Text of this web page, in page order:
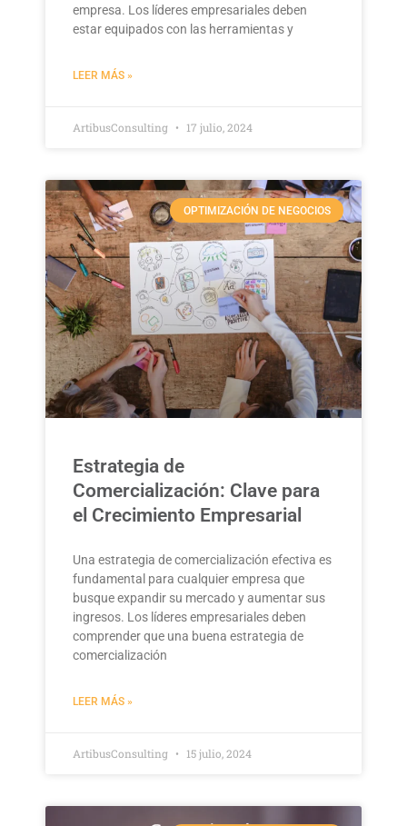
empresa. Los líderes empresariales deben
estar equipados con las herramientas y
LEER MÁS »
ArtibusConsulting 17 julio, 2024
OPTIMIZACIÓN DE NEGOCIOS
Estrategia de
Comercialización: Clave para
el Crecimiento Empresarial
Una estrategia de comercialización efectiva es
fundamental para cualquier empresa que
busque expandir su mercado y aumentar sus
ingresos. Los líderes empresariales deben
comprender que una buena estrategia de
comercialización
LEER MÁS »
ArtibusConsulting 15 julio, 2024